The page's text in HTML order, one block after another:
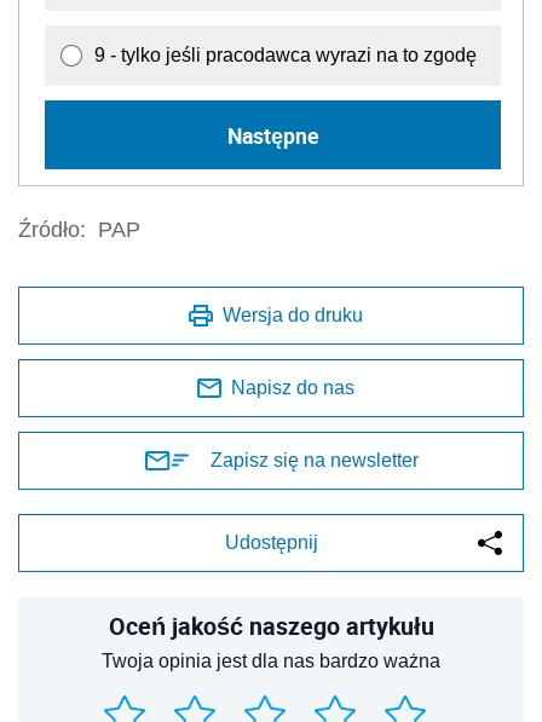
9 - tylko jeśli pracodawca wyrazi na to zgodę
Następne
Źródło: PAP
Wersja do druku
Napisz do nas
Zapisz się na newsletter
Udostępnij
Oceń jakość naszego artykułu
Twoja opinia jest dla nas bardzo ważna